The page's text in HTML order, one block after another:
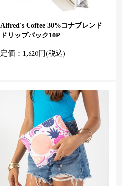
Alfred's Coffee 30%コナブレンド
ドリップパック10P
定価：1,620円(税込)